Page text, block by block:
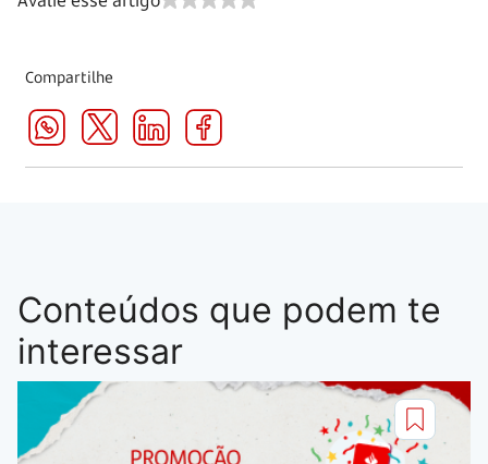
Compartilhe
Conteúdos que podem te
interessar